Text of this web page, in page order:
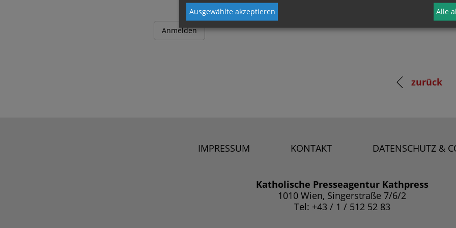
zurück
IMPRESSUM KONTAKT DATENSCHUTZ &
Katholische Presseagentur Kathpress
1010 Wien, Singerstraße 7/6/2
Tel: +43 / 1 / 512 52 83
Ausgewählte akzeptieren Alle